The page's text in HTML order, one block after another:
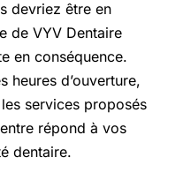
devriez être en
de VYV Dentaire
en conséquence.
heures d’ouverture,
services proposés
répond à vos
dentaire.